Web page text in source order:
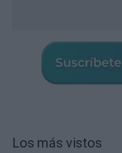
Los más vistos